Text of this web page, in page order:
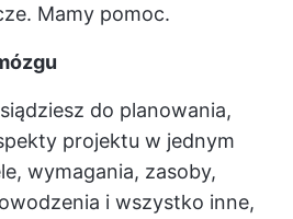
Mamy pomoc.
do planowania,
projektu w jednym
wymagania, zasoby,
i wszystko inne,